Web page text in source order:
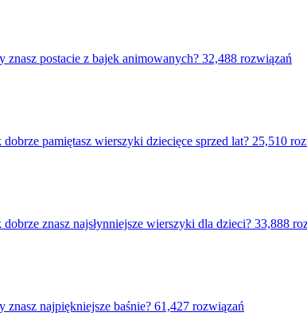
znasz postacie z bajek animowanych? 32,488 rozwiązań
dobrze pamiętasz wierszyki dziecięce sprzed lat? 25,510
dobrze znasz najsłynniejsze wierszyki dla dzieci? 33,888
znasz najpiękniejsze baśnie? 61,427 rozwiązań